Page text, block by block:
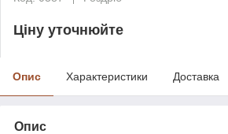
Ціну уточнюйте
Опис Характеристики Доставка
Опис